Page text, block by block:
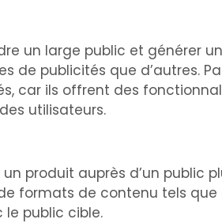
un large public et générer
publicités que d’autres.
car ils offrent des
utilisateurs.
produit auprès d’un public
formats de contenu tels
public cible.